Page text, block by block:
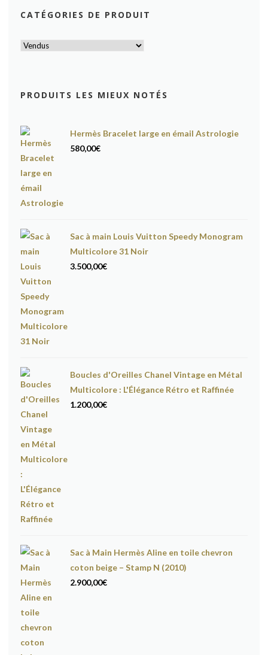
CATÉGORIES DE PRODUIT
PRODUITS LES MIEUX NOTÉS
Hermès Bracelet large en émail Astrologie
580,00€
Sac à main Louis Vuitton Speedy Monogram
Multicolore 31 Noir
3.500,00€
Boucles d'Oreilles Chanel Vintage en Métal
Multicolore : L'Élégance Rétro et Raffinée
1.200,00€
Sac à Main Hermès Aline en toile chevron
coton beige – Stamp N (2010)
2.900,00€